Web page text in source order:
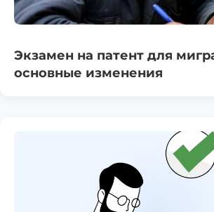
Экзамен на патент для
основные изменения